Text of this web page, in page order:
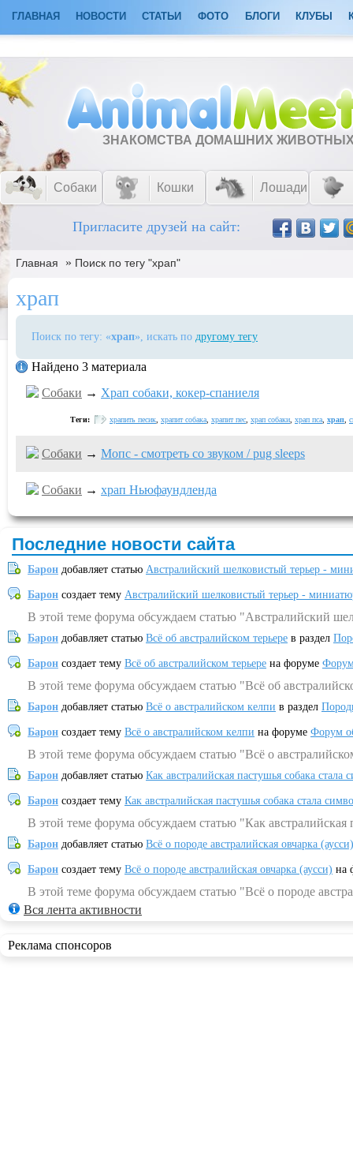
ГЛАВНАЯ НОВОСТИ СТАТЬИ ФОТО БЛОГИ КЛУБЫ
ЗНАКОМСТВА ДОМАШНИХ
Собаки Кошки Лошади
Пригласите друзей на сайт:
Главная » Поиск по тегу "храп"
храп
Поиск по тегу: «храп», искать по другому тегу
Найдено 3 материала
Собаки → Храп собаки, кокер-спаниеля
Теги: храпить песик храпит собака храпит пес храп собаки храп пса храп
Собаки → Мопс - смотреть со звуком / pug sleeps
Собаки → храп Ньюфаундленда
Последние новости сайта
Барон добавляет статью Австралийский шелковистый терьер -
Барон создает тему Австралийский шелковистый терьер -
В этой теме форума обсуждаем статью "Австралийский
Барон добавляет статью Всё об австралийском терьере в раздел
Барон создает тему Всё об австралийском терьере на форуме
В этой теме форума обсуждаем статью "Всё об
Барон добавляет статью Всё о австралийском келпи в раздел
Барон создает тему Всё о австралийском келпи на форуме Форум
В этой теме форума обсуждаем статью "Всё о
Барон добавляет статью Как австралийская пастушья собака
Барон создает тему Как австралийская пастушья собака стала
В этой теме форума обсуждаем статью "Как
Барон добавляет статью Всё о породе австралийская овчарка (аусси)
Барон создает тему Всё о породе австралийская овчарка (аусси) на
В этой теме форума обсуждаем статью "Всё о породе
Вся лента активности
Реклама спонсоров